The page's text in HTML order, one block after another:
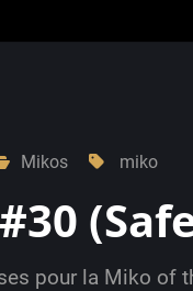
Mikos miko
pour la Miko of